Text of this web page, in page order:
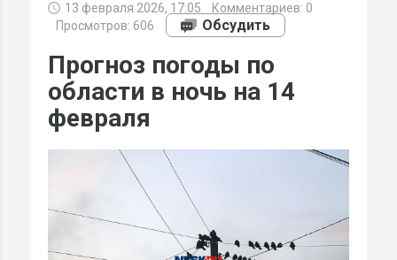
13 февраля 2026, 17:05 Комментариев: 0
Просмотров: 606
Обсудить
Прогноз погоды по
области в ночь на 14
февраля